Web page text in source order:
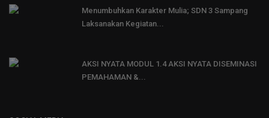
Menumbuhkan Karakter Mulia; SDN 3 Sampang
Laksanakan Kegiatan...
AKSI NYATA MODUL 1.4 AKSI NYATA DISEMINASI
PEMAHAMAN &...